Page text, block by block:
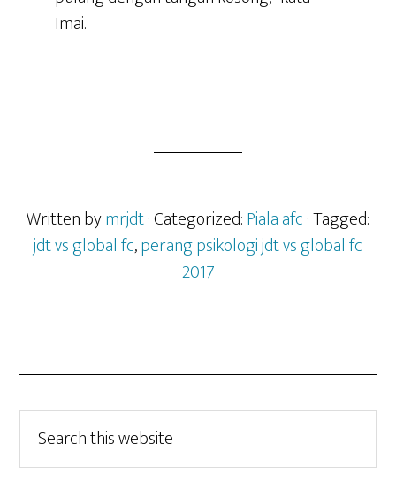
Imai.
Written bymrjdt· Categorized:Piala afc· Tagged:
jdt vs global fc,perang psikologi jdt vs global fc
2017
this
website